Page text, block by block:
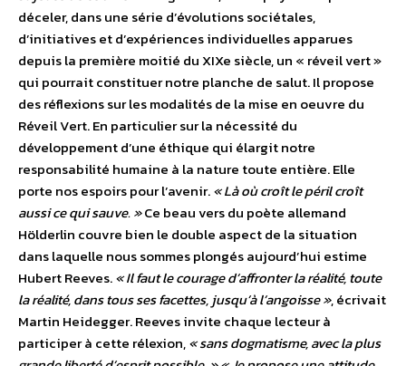
déceler, dans une série d’évolutions sociétales,
d’initiatives et d’expériences individuelles apparues
depuis la première moitié du XIXe siècle, un « réveil vert »
qui pourrait constituer notre planche de salut. Il propose
des réflexions sur les modalités de la mise en oeuvre du
Réveil Vert. En particulier sur la nécessité du
développement d’une éthique qui élargit notre
responsabilité humaine à la nature toute entière. Elle
porte nos espoirs pour l’avenir.« Là où croît le péril croît
aussi ce qui sauve. »Ce beau vers du poète allemand
Hölderlin couvre bien le double aspect de la situation
dans laquelle nous sommes plongés aujourd’hui estime
Hubert Reeves.« Il faut le courage d’affronter la réalité, toute
la réalité, dans tous ses facettes, jusqu’à l’angoisse », écrivait
Martin Heidegger. Reeves invite chaque lecteur à
participer à cette rélexion,« sans dogmatisme, avec la plus